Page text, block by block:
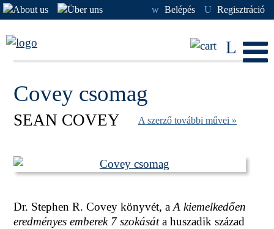
w Belépés U Regisztráció
L
Covey csomag
SEAN COVEY A szerző további művei »
Dr. Stephen R. Covey könyvét, a A kiemelkedően
eredményes emberek 7 szokásáta huszadik század